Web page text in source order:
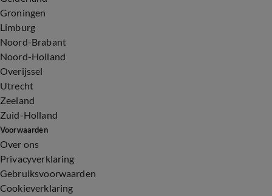
Groningen
Limburg
Noord-Brabant
Noord-Holland
Overijssel
Utrecht
Zeeland
Zuid-Holland
Voorwaarden
Over ons
Privacyverklaring
Gebruiksvoorwaarden
Cookieverklaring